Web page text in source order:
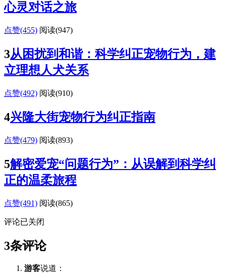
心灵对话之旅
点赞(455) 阅读(947)
3从困扰到和谐：科学纠正宠物行为，建
立理想人犬关系
点赞(492) 阅读(910)
4兴隆大街宠物行为纠正指南
点赞(479) 阅读(893)
5解密爱宠“问题行为”：从误解到科学纠
正的温柔旅程
点赞(491) 阅读(865)
评论已关闭
3条评论
游客说道：